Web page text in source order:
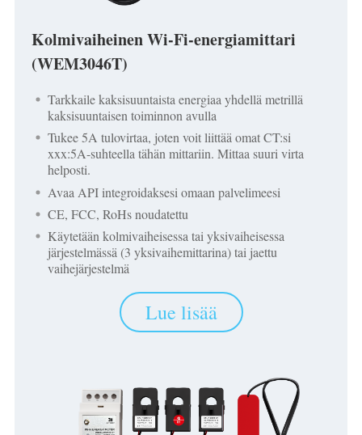
Kolmivaiheinen Wi-Fi-energiamittari
(WEM3046T)
Tarkkaile kaksisuuntaista energiaa yhdellä metrillä
kaksisuuntaisen toiminnon avulla
Tukee 5A tulovirtaa, joten voit liittää omat CT:si
xxx:5A-suhteella tähän mittariin. Mittaa suuri virta
helposti.
Avaa API integroidaksesi omaan palvelimeesi
CE, FCC, RoHs noudatettu
Käytetään kolmivaiheisessa tai yksivaiheisessa
järjestelmässä (3 yksivaihemittarina) tai jaettu
vaihejärjestelmä
Lue lisää